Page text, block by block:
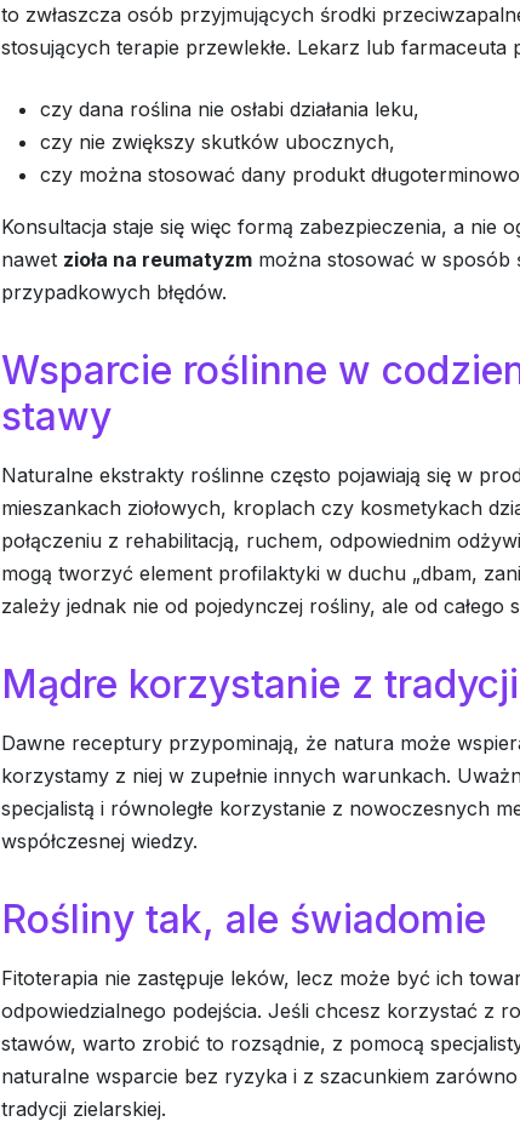
to zwłaszcza osób przyjmujących środki
stosujących terapie przewlekłe. Lekarz lub farmaceuta
czy dana roślina nie osłabi działania leku,
czy nie zwiększy skutków ubocznych,
czy można stosować dany produkt
Konsultacja staje się więc formą zabezpieczenia, a nie
nawet zioła na reumatyzm można stosować w sposób
przypadkowych błędów.
Wsparcie roślinne w
stawy
Naturalne ekstrakty roślinne często pojawiają się w
mieszankach ziołowych, kroplach czy kosmetykach
połączeniu z rehabilitacją, ruchem, odpowiednim
mogą tworzyć element profilaktyki w duchu „dbam,
zależy jednak nie od pojedynczej rośliny, ale od całego
Mądre korzystanie z tradycji
Dawne receptury przypominają, że natura może
korzystamy z niej w zupełnie innych warunkach.
specjalistą i równoległe korzystanie z nowoczesnych
współczesnej wiedzy.
Rośliny tak, ale świadomie
Fitoterapia nie zastępuje leków, lecz może być ich
odpowiedzialnego podejścia. Jeśli chcesz korzystać z
stawów, warto zrobić to rozsądnie, z pomocą
naturalne wsparcie bez ryzyka i z szacunkiem
tradycji zielarskiej.